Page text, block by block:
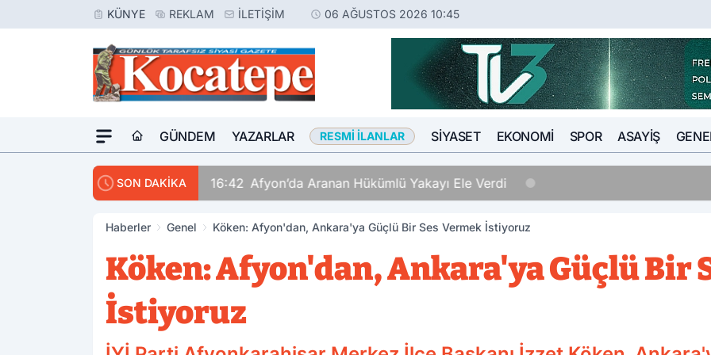
KÜNYE REKLAM İLETIŞIM 06 AĞUSTOS 2026 10:45
GÜNDEM YAZARLAR RESMI İLANLAR SIYASET EKONOMI SPOR ASAYIŞ
SON DAKİKA 16:42 Afyon’da Aranan Hükümlü Yakayı Ele Verdi
Haberler Genel Köken: Afyon'dan, Ankara'ya Güçlü Bir Ses Vermek İstiyoruz
Köken: Afyon'dan, Ankara'ya Güçlü Bir
İstiyoruz